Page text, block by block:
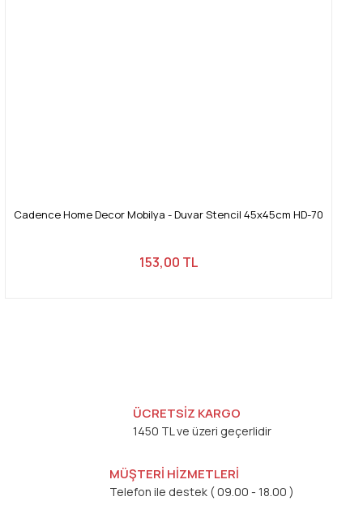
Cadence Home Decor Mobilya - Duvar Stencil 45x45cm HD-70
153,00 TL
ÜCRETSİZ KARGO
1450 TL ve üzeri geçerlidir
MÜŞTERİ HİZMETLERİ
Telefon ile destek ( 09.00 - 18.00 )